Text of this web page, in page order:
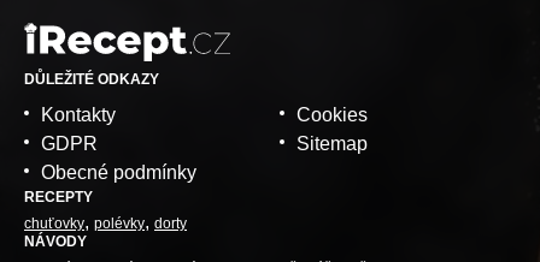
DŮLEŽITÉ ODKAZY
Kontakty
GDPR
Obecné podmínky
Cookies
Sitemap
RECEPTY
chuťovky polévky dorty
NÁVODY